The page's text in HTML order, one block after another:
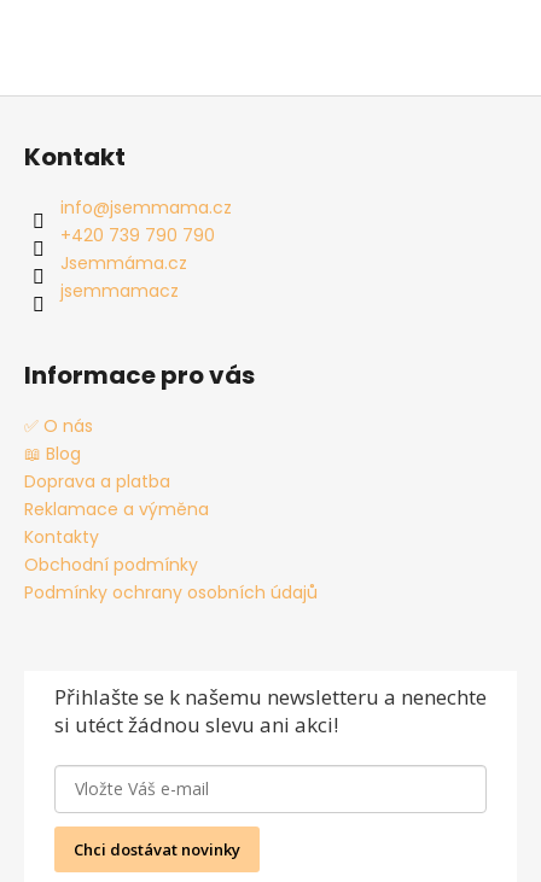
Kontakt
info@jsemmama.cz
+420 739 790 790
Jsemmáma.cz
jsemmamacz
Informace pro vás
✅ O nás
📖 Blog
Doprava a platba
Reklamace a výměna
Kontakty
Obchodní podmínky
Podmínky ochrany osobních údajů
Přihlašte se k našemu newsletteru a nenechte
si utéct žádnou slevu ani akci!
Chci dostávat novinky